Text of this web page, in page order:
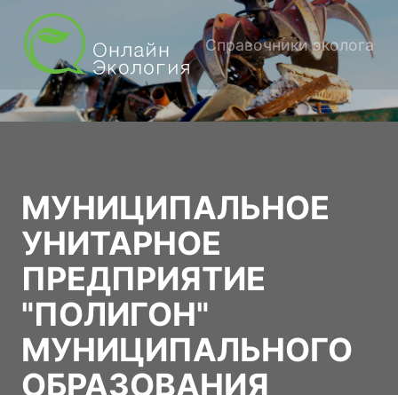
Справочники эколога
МУНИЦИПАЛЬНОЕ
УНИТАРНОЕ
ПРЕДПРИЯТИЕ
"ПОЛИГОН"
МУНИЦИПАЛЬНОГО
ОБРАЗОВАНИЯ